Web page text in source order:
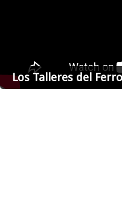
Los Talleres del